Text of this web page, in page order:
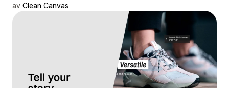
av Clean Canvas